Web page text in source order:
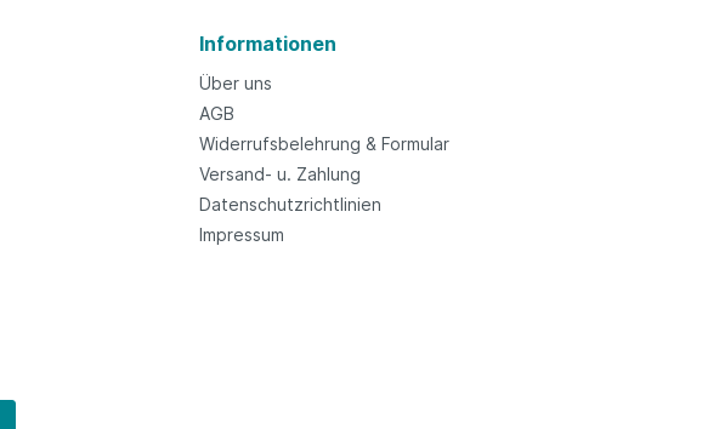
Informationen
Über uns
AGB
Widerrufsbelehrung & Formular
Versand- u. Zahlung
Datenschutzrichtlinien
Impressum